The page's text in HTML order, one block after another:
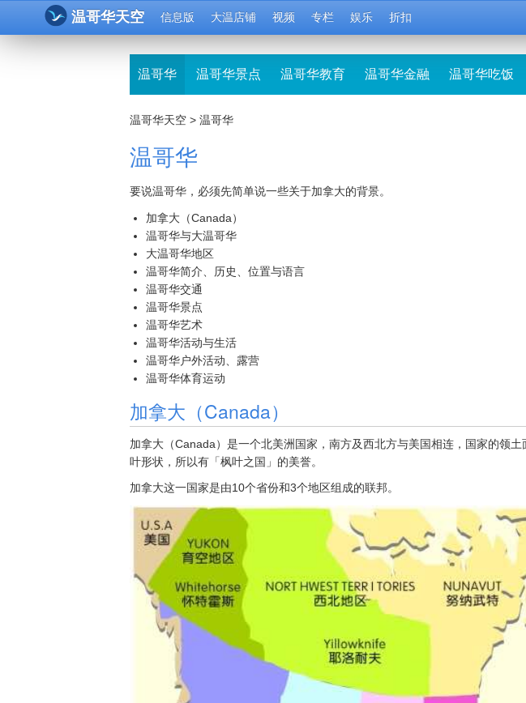
温哥华天空 信息版 大温店铺 视频 专栏 娱乐 折扣
温哥华 温哥华景点 温哥华教育 温哥华金融 温哥华吃饭
温哥华天空 > 温哥华
温哥华
要说温哥华，必须先简单说一些关于加拿大的背景。
加拿大（Canada）
温哥华与大温哥华
大温哥华地区
温哥华简介、历史、位置与语言
温哥华交通
温哥华景点
温哥华艺术
温哥华活动与生活
温哥华户外活动、露营
温哥华体育运动
加拿大（Canada）
加拿大（Canada）是一个北美洲国家，南方及西北方与美国相连，国家的领
叶形状，所以有「枫叶之国」的美誉。
加拿大这一国家是由10个省份和3个地区组成的联邦。